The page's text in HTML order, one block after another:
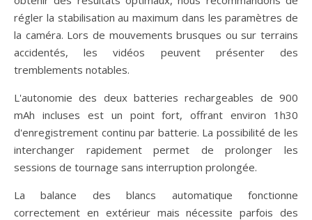
régler la stabilisation au maximum dans les paramètres de
la caméra. Lors de mouvements brusques ou sur terrains
accidentés, les vidéos peuvent présenter des
tremblements notables.
L'autonomie des deux batteries rechargeables de 900
mAh incluses est un point fort, offrant environ 1h30
d'enregistrement continu par batterie. La possibilité de les
interchanger rapidement permet de prolonger les
sessions de tournage sans interruption prolongée.
La balance des blancs automatique fonctionne
correctement en extérieur mais nécessite parfois des